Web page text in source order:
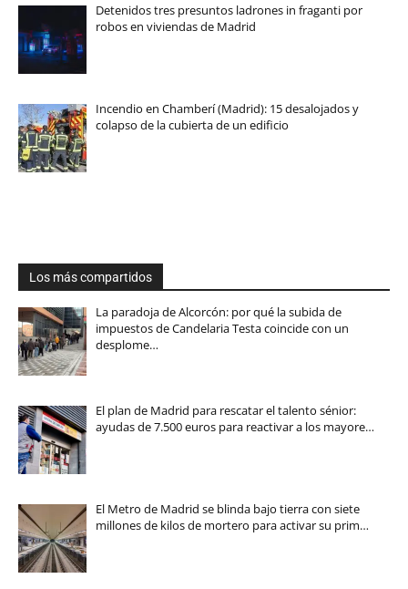
Detenidos tres presuntos ladrones in fraganti por
robos en viviendas de Madrid
Incendio en Chamberí (Madrid): 15 desalojados y
colapso de la cubierta de un edificio
Los más compartidos
La paradoja de Alcorcón: por qué la subida de
impuestos de Candelaria Testa coincide con un
desplome…
El plan de Madrid para rescatar el talento sénior:
ayudas de 7.500 euros para reactivar a los mayore…
El Metro de Madrid se blinda bajo tierra con siete
millones de kilos de mortero para activar su prim…